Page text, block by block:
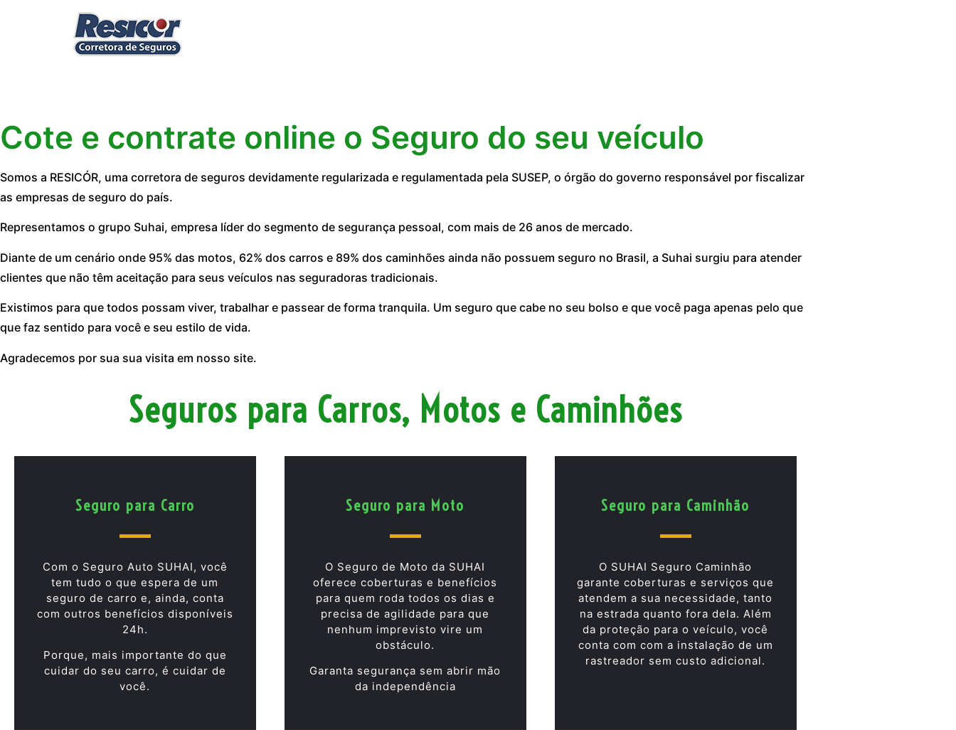
Cote e contrate online o Seguro do seu veículo
Somos a RESICÓR, uma corretora de seguros devidamente regularizada e regulamentada pela SUSEP, o órgão do governo responsável por fiscalizar
as empresas de seguro do país.
Representamos o grupo Suhai, empresa líder do segmento de segurança pessoal, com mais de 26 anos de mercado.
Diante de um cenário onde 95% das motos, 62% dos carros e 89% dos caminhões ainda não possuem seguro no Brasil, a Suhai surgiu para atender
clientes que não têm aceitação para seus veículos nas seguradoras tradicionais.
Existimos para que todos possam viver, trabalhar e passear de forma tranquila. Um seguro que cabe no seu bolso e que você paga apenas pelo que
que faz sentido para você e seu estilo de vida.
Agradecemos por sua sua visita em nosso site.
Seguros para Carros, Motos e Caminhões
Seguro para Carro
Com o Seguro Auto SUHAI, você
tem tudo o que espera de um
seguro de carro e, ainda, conta
com outros benefícios disponíveis
24h.
Porque, mais importante do que
cuidar do seu carro, é cuidar de
você.
Seguro para Moto
O Seguro de Moto da SUHAI
oferece coberturas e benefícios
para quem roda todos os dias e
precisa de agilidade para que
nenhum imprevisto vire um
obstáculo.
Garanta segurança sem abrir mão
da independência
Seguro para Caminhão
O SUHAI Seguro Caminhão
garante coberturas e serviços que
atendem a sua necessidade, tanto
na estrada quanto fora dela. Além
da proteção para o veículo, você
conta com com a instalação de um
rastreador sem custo adicional.